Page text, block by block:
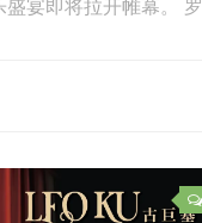
宴即将拉开帷幕。 罗
作家。自踏入乐坛，